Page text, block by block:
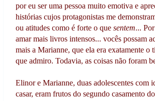
por eu ser uma pessoa muito emotiva e
histórias cujos protagonistas me
ou atitudes como é forte o que sentem...
amar mais livros intensos... vocês possam
mais a Marianne, que ela era exatamente o
que admiro. Todavia, as coisas não foram
Elinor e Marianne, duas adolescentes com
casar, eram frutos do segundo casamento